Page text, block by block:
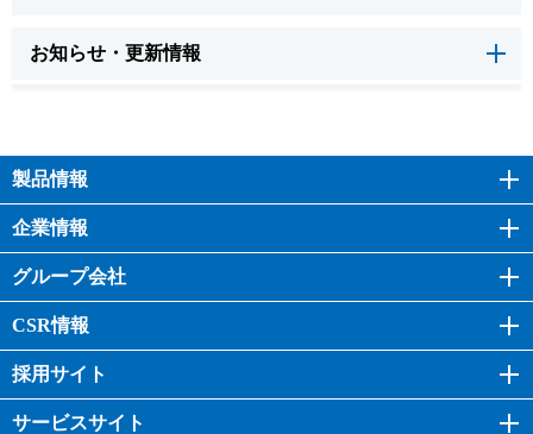
お知らせ・更新情報
製品情報
企業情報
グループ会社
CSR情報
採用サイト
サービスサイト